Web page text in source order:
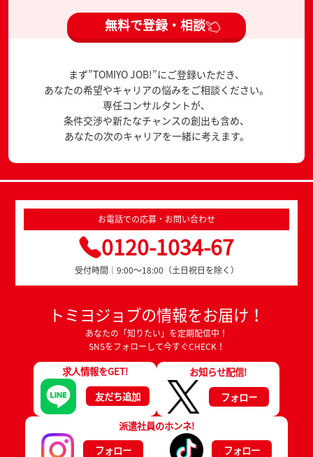
無料で登録・相談
まず”TOMIYO JOB!”にご登録いただき、
あなたの希望やキャリアの悩みをご相談ください。
専任コンサルタントが、
条件交渉や新たなチャンスの創出も含め、
あなたの次のキャリアを一緒に考えます。
お電話での応募・お問い合わせ
0120-1034-67
受付時間｜9:00～18:00（土日祝日を除く）
トミヨジョブの情報をお届け！
あなたの「知りたい」を定期配信中！
SNSをフォローして今すぐCHECK！
求人情報をGET!
友だち追加
お知らせ配信!
フォロー
派遣社員のホンネ!
フォロー
フォロー